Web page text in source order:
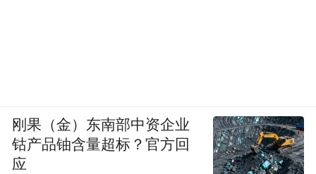
刚果（金）东南部中资企业
钴产品铀含量超标？官方回
应